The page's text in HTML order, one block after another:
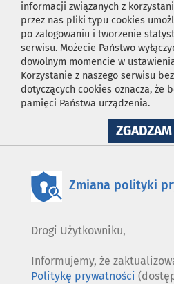
informacji związanych z
przez nas pliki typu cookies
po zalogowaniu i tworzenie
serwisu. Możecie Państwo
dowolnym momencie w
Korzystanie z naszego serwisu
dotyczących cookies oznacza, że
pamięci Państwa urządzenia.
Zmiana polityki
Drogi Użytkowniku,
Informujemy, że
Politykę prywatności